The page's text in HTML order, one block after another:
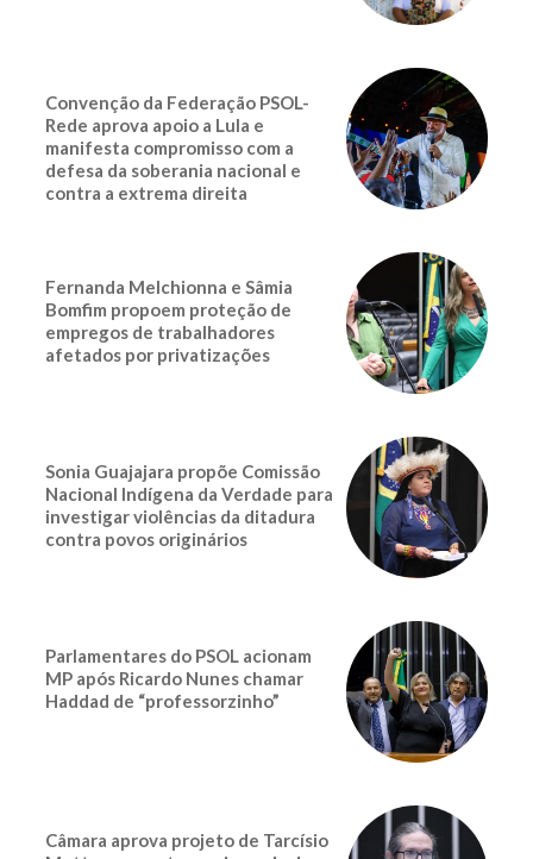
Convenção da Federação PSOL-
Rede aprova apoio a Lula e
manifesta compromisso com a
defesa da soberania nacional e
contra a extrema direita
Fernanda Melchionna e Sâmia
Bomfim propoem proteção de
empregos de trabalhadores
afetados por privatizações
Sonia Guajajara propõe Comissão
Nacional Indígena da Verdade para
investigar violências da ditadura
contra povos originários
Parlamentares do PSOL acionam
MP após Ricardo Nunes chamar
Haddad de “professorzinho”
Câmara aprova projeto de Tarcísio